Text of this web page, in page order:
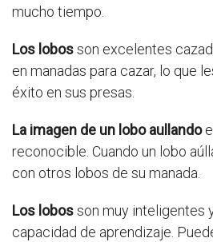
mucho tiempo.
Los lobosson excelentes
en manadas para cazar, lo que
éxito en sus presas.
La imagen de un lobo aullando
reconocible. Cuando un lobo
con otros lobos de su manada.
Los lobosson muy inteligentes
capacidad de aprendizaje.